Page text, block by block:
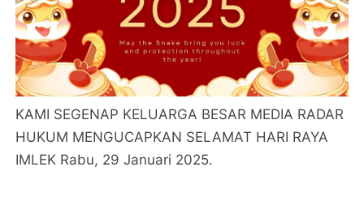
KAMI SEGENAP KELUARGA BESAR MEDIA RADAR
HUKUM MENGUCAPKAN SELAMAT HARI RAYA
IMLEK Rabu, 29 Januari 2025.